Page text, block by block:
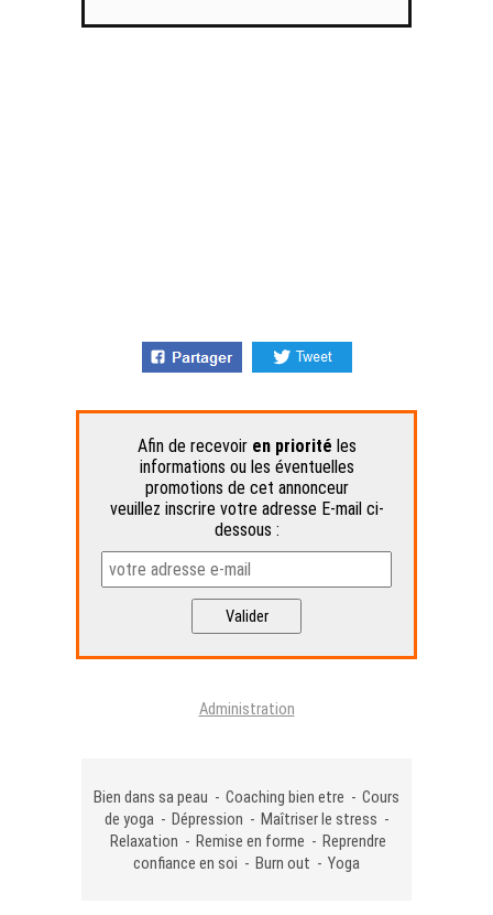
Afin de recevoir en priorité les
informations ou les éventuelles
promotions de cet annonceur
veuillez inscrire votre adresse E-mail ci-
dessous :
Administration
Bien dans sa peau - Coaching bien etre - Cours
de yoga - Dépression - Maîtriser le stress -
Relaxation - Remise en forme - Reprendre
confiance en soi - Burn out - Yoga